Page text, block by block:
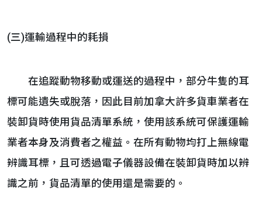
(三)運輸過程中的耗損
在追蹤動物移動或運送的過程中，部分牛隻的耳
標可能遺失或脫落，因此目前加拿大許多貨車業者在
裝卸貨時使用貨品清單系統，使用該系統可保護運輸
業者本身及消費者之權益。在所有動物均打上無線電
辨識耳標，且可透過電子儀器設備在裝卸貨時加以辨
識之前，貨品清單的使用還是需要的。